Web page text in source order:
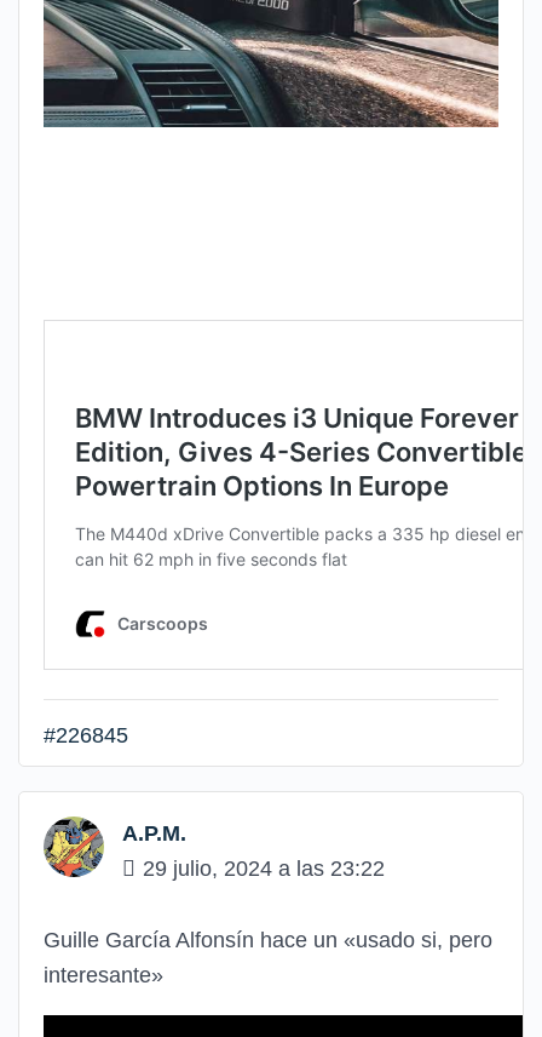
#226845
A.P.M.
29 julio, 2024 a las 23:22
Guille García Alfonsín hace un «usado si, pero
interesante»